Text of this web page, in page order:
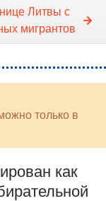
Литвы с
мигрантов
только в
как